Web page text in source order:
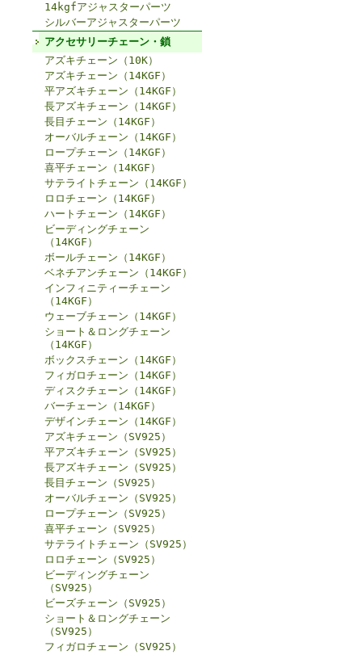
14kgfアジャスターパーツ
シルバーアジャスターパーツ
アクセサリーチェーン・鎖
アズキチェーン（10K）
アズキチェーン（14KGF）
平アズキチェーン（14KGF）
長アズキチェーン（14KGF）
長目チェーン（14KGF）
オーバルチェーン（14KGF）
ロープチェーン（14KGF）
喜平チェーン（14KGF）
サテライトチェーン（14KGF）
ロロチェーン（14KGF）
ハートチェーン（14KGF）
ビーディングチェーン
（14KGF）
ボールチェーン（14KGF）
ベネチアンチェーン（14KGF）
インフィニティーチェーン
（14KGF）
ウェーブチェーン（14KGF）
ショート＆ロングチェーン
（14KGF）
ボックスチェーン（14KGF）
フィガロチェーン（14KGF）
ディスクチェーン（14KGF）
バーチェーン（14KGF）
デザインチェーン（14KGF）
アズキチェーン（SV925）
平アズキチェーン（SV925）
長アズキチェーン（SV925）
長目チェーン（SV925）
オーバルチェーン（SV925）
ロープチェーン（SV925）
喜平チェーン（SV925）
サテライトチェーン（SV925）
ロロチェーン（SV925）
ビーディングチェーン
（SV925）
ビーズチェーン（SV925）
ショート＆ロングチェーン
（SV925）
フィガロチェーン（SV925）